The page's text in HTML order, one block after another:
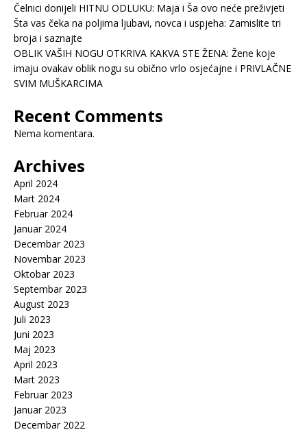
Čelnici donijeli HITNU ODLUKU: Maja i Ša ovo neće preživjeti
Šta vas čeka na poljima ljubavi, novca i uspjeha: Zamislite tri
broja i saznajte
OBLIK VAŠIH NOGU OTKRIVA KAKVA STE ŽENA: Žene koje
imaju ovakav oblik nogu su obično vrlo osjećajne i PRIVLAČNE
SVIM MUŠKARCIMA
Recent Comments
Nema komentara.
Archives
April 2024
Mart 2024
Februar 2024
Januar 2024
Decembar 2023
Novembar 2023
Oktobar 2023
Septembar 2023
August 2023
Juli 2023
Juni 2023
Maj 2023
April 2023
Mart 2023
Februar 2023
Januar 2023
Decembar 2022